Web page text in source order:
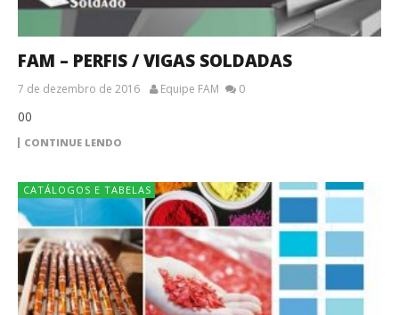
FAM – PERFIS / VIGAS SOLDADAS
7 de dezembro de 2016 Equipe FAM 0
00
CONTINUE LENDO
CATÁLOGOS E TABELAS